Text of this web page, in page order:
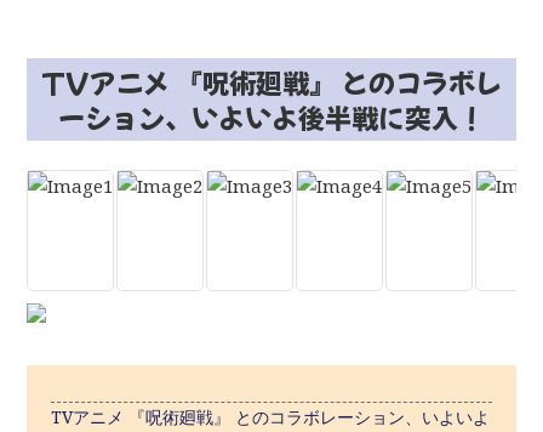
TVアニメ 『呪術廻戦』 とのコラボレ
ーション、いよいよ後半戦に突入！
TVアニメ 『呪術廻戦』 とのコラボレーション、いよいよ